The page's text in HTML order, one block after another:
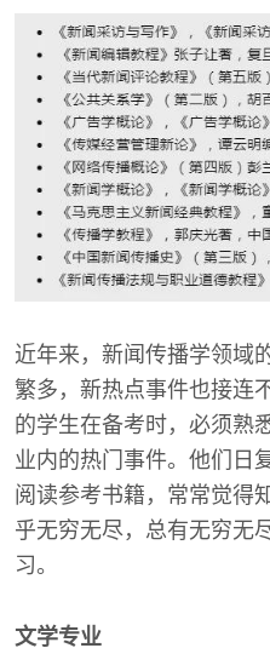
近年来，新闻传播学领域
繁多，新热点事件也接连
的学生在备考时，必须熟
业内的热门事件。他们日
阅读参考书籍，常常觉得
乎无穷无尽，总有无穷无
习。
文学专业